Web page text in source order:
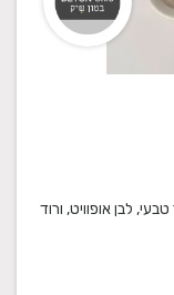
לבן אופוויט, ורוד